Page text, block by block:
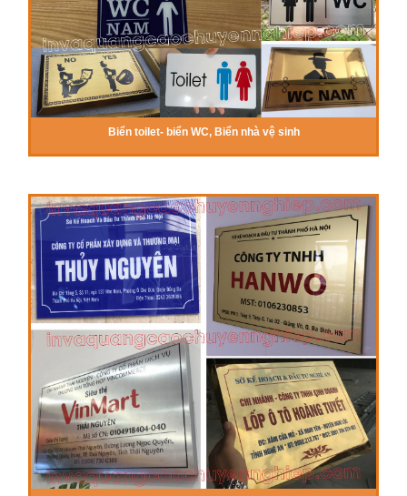
Biển toilet- biển WC, Biển nhà vệ sinh